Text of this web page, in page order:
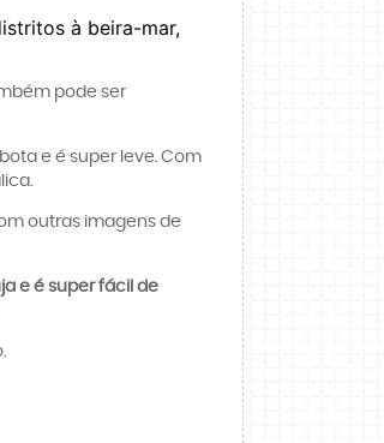
à beira-mar,
pode ser
e é super leve. Com
outras imagens de
e é super fácil de